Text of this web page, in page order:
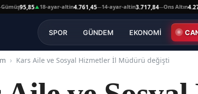
95,85▲18-ayar-altin4.761,45—14-ayar-altin3.717,84—Ons Altın4.271,98
SPOR GÜNDEM EKONOMİ
Kars Aile ve Sosyal Hizmetler İl Müdürü değişti